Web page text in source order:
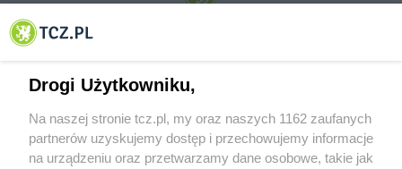
© 2001-2026 Tczew - TCZ.PL Sp. z o.o. Internetowy Serwis Informacyjny Miasta
Drogi Użytkowniku,
Na naszej stronie tcz.pl, my oraz naszych 1162 zaufanych
partnerów uzyskujemy dostęp i przechowujemy informacje
na urządzeniu oraz przetwarzamy dane osobowe, takie jak